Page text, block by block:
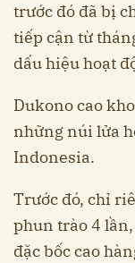
trước đó đã bị
tiếp cận từ
dấu hiệu hoạt
Dukono cao
những núi lửa
Indonesia.
Trước đó, chỉ
phun trào 4
đặc bốc cao